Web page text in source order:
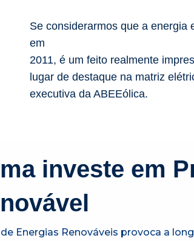
Se considerarmos que a energia
em
2011, é um feito realmente
lugar de destaque na matriz
executiva da ABEEólica.
investe em
Energias Renováveis provoca a